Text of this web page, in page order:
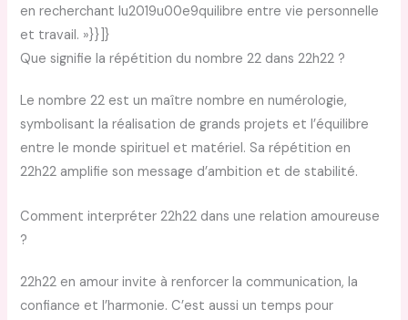
en recherchant lu2019u00e9quilibre entre vie personnelle
et travail. »}}]}
Que signifie la répétition du nombre 22 dans 22h22 ?
Le nombre 22 est un maître nombre en numérologie,
symbolisant la réalisation de grands projets et l’équilibre
entre le monde spirituel et matériel. Sa répétition en
22h22 amplifie son message d’ambition et de stabilité.
Comment interpréter 22h22 dans une relation amoureuse
?
22h22 en amour invite à renforcer la communication, la
confiance et l’harmonie. C’est aussi un temps pour